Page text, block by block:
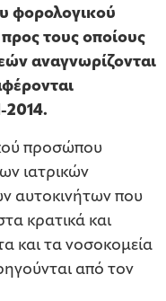
φορολογικού
τους οποίους
αναγνωρίζονται
2014.
προσώπου
ιατρικών
αυτοκινήτων που
κρατικά και
και τα νοσοκομεία
από τον